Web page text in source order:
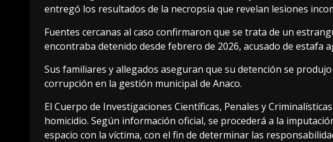
entregó los resultados de la necropsia que revelan lesiones
Fuentes cercanas al caso confirmaron que se trata de un
encontraba detenido desde febrero de 2026, acusado de estafa
Sus familiares y allegados aseguran que su detención se
corrupción en la gestión municipal de Anaco.
El Cuerpo de Investigaciones Científicas, Penales y
homicidio. Según información oficial, se procederá a la
espacio con la víctima, con el fin de determinar las